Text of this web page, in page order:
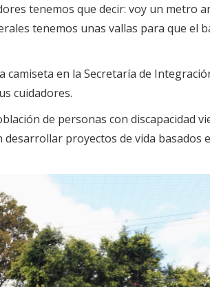
tenemos que decir: voy un metro
tenemos unas vallas para que el
en la Secretaría de
cuidadores.
de personas con discapacidad
proyectos de vida basados